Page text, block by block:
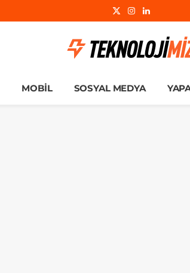
X
Instagram
LinkedIn
MOBIL SOSYAL MEDYA